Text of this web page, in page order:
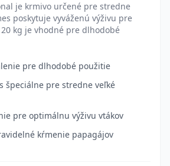
je krmivo určené pre stredne
poskytuje vyváženú výživu pre
kg je vhodné pre dlhodobé
pre dlhodobé použitie
špeciálne pre stredne veľké
pre optimálnu výživu vtákov
kŕmenie papagájov